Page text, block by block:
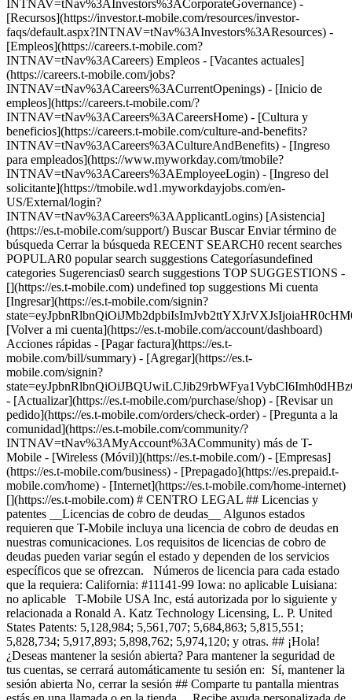
INTNAV=tNav%3AInvestors%3ACorporateGovernance) -
[Recursos](https://investor.t-mobile.com/resources/investor-
faqs/default.aspx?INTNAV=tNav%3AInvestors%3AResources) -
[Empleos](https://careers.t-mobile.com?
INTNAV=tNav%3ACareers) Empleos - [Vacantes actuales]
(https://careers.t-mobile.com/jobs?
INTNAV=tNav%3ACareers%3ACurrentOpenings) - [Inicio de
empleos](https://careers.t-mobile.com/?
INTNAV=tNav%3ACareers%3ACareersHome) - [Cultura y
beneficios](https://careers.t-mobile.com/culture-and-benefits?
INTNAV=tNav%3ACareers%3ACultureAndBenefits) - [Ingreso
para empleados](https://www.myworkday.com/tmobile?
INTNAV=tNav%3ACareers%3AEmployeeLogin) - [Ingreso del
solicitante](https://tmobile.wd1.myworkdayjobs.com/en-
US/External/login?
INTNAV=tNav%3ACareers%3AApplicantLogins) [Asistencia]
(https://es.t-mobile.com/support/) Buscar Buscar Enviar término de
búsqueda Cerrar la búsqueda RECENT SEARCH0 recent searches
POPULAR0 popular search suggestions Categoríasundefined
categories Sugerencias0 search suggestions TOP SUGGESTIONS -
[](https://es.t-mobile.com) undefined top suggestions Mi cuenta
[Ingresar](https://es.t-mobile.com/signin?
[Volver a mi cuenta](https://es.t-mobile.com/account/dashboard)
Acciones rápidas - [Pagar factura](https://es.t-
mobile.com/bill/summary) - [Agregar](https://es.t-
mobile.com/signin?
- [Actualizar](https://es.t-mobile.com/purchase/shop) - [Revisar un
pedido](https://es.t-mobile.com/orders/check-order) - [Pregunta a la
comunidad](https://es.t-mobile.com/community/?
INTNAV=tNav%3AMyAccount%3ACommunity) más de T-
Mobile - [Wireless (Móvil)](https://es.t-mobile.com/) - [Empresas]
(https://es.t-mobile.com/business) - [Prepagado](https://es.prepaid.t-
mobile.com/home) - [Internet](https://es.t-mobile.com/home-internet)
[](https://es.t-mobile.com) # CENTRO LEGAL ## Licencias y
patentes __Licencias de cobro de deudas__ Algunos estados
requieren que T-Mobile incluya una licencia de cobro de deudas en
nuestras comunicaciones. Los requisitos de licencias de cobro de
deudas pueden variar según el estado y dependen de los servicios
específicos que se ofrezcan. Números de licencia para cada estado
que la requiera: California: #11141-99 Iowa: no aplicable Luisiana:
no aplicable T-Mobile USA Inc, está autorizada por lo siguiente y
relacionada a Ronald A. Katz Technology Licensing, L. P. United
States Patents: 5,128,984; 5,561,707; 5,684,863; 5,815,551;
5,828,734; 5,917,893; 5,898,762; 5,974,120; y otras. ## ¡Hola!
¿Deseas mantener la sesión abierta? Para mantener la seguridad de
tus cuentas, se cerrará automáticamente tu sesión en: Sí, mantener la
sesión abierta No, cerrar la sesión ## Comparte tu pantalla mientras